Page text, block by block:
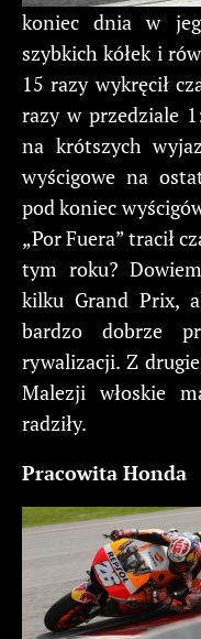
koniec dnia w
szybkich kółek i
15 razy wykręcił
razy w przedziale
na krótszych
wyścigowe na
pod koniec
„Por Fuera” tracił
tym roku?
kilku Grand Prix,
bardzo dobrze
rywalizacji. Z
Malezji włoskie
radziły.
Pracowita Honda